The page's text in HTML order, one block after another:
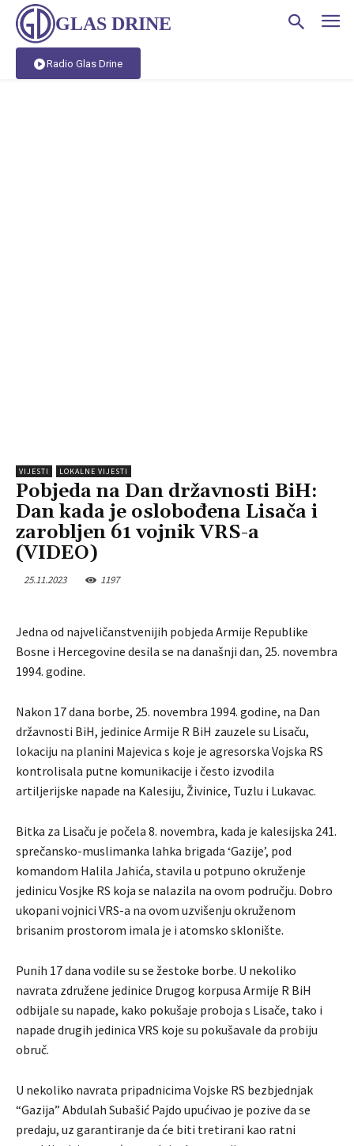
GLAS DRINE
Radio Glas Drine
VIJESTI LOKALNE VIJESTI
Pobjeda na Dan državnosti BiH:
Dan kada je oslobođena Lisača i
zarobljen 61 vojnik VRS-a
(VIDEO)
25.11.2023 1197
Jedna od najveličanstvenijih pobjeda Armije Republike
Bosne i Hercegovine desila se na današnji dan, 25. novembra
1994. godine.
Nakon 17 dana borbe, 25. novembra 1994. godine, na Dan
državnosti BiH, jedinice Armije R BiH zauzele su Lisaču,
lokaciju na planini Majevica s koje je agresorska Vojska RS
kontrolisala putne komunikacije i često izvodila
artiljerijske napade na Kalesiju, Živinice, Tuzlu i Lukavac.
Bitka za Lisaču je počela 8. novembra, kada je kalesijska 241.
sprečansko-muslimanka lahka brigada ‘Gazije’, pod
komandom Halila Jahića, stavila u potpuno okruženje
jedinicu Vosjke RS koja se nalazila na ovom području. Dobro
ukopani vojnici VRS-a na ovom uzvišenju okruženom
brisanim prostorom imala je i atomsko sklonište.
Punih 17 dana vodile su se žestoke borbe. U nekoliko
navrata združene jedinice Drugog korpusa Armije R BiH
odbijale su napade, kako pokušaje proboja s Lisače, tako i
napade drugih jedinica VRS koje su pokušavale da probiju
obruč.
U nekoliko navrata pripadnicima Vojske RS bezbjednjak
“Gazija” Abdulah Subašić Pajdo upućivao je pozive da se
predaju, uz garantiranje da će biti tretirani kao ratni